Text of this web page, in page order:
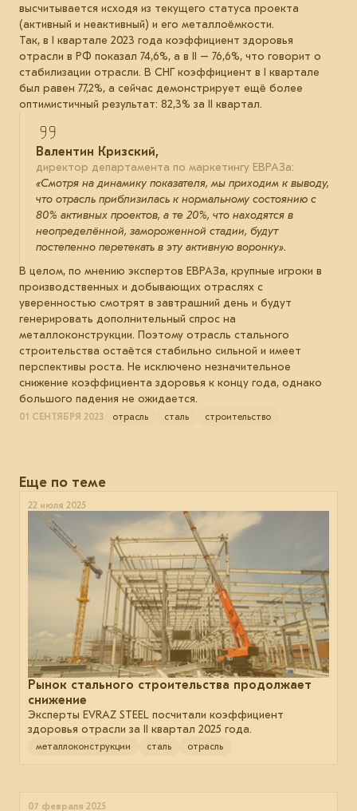
высчитывается исходя из текущего статуса проекта
(активный и неактивный) и его металлоёмкости.
Так, в I квартале 2023 года коэффициент здоровья
отрасли в РФ показал 74,6%, а в II – 76,6%, что говорит о
стабилизации отрасли. В СНГ коэффициент в I квартале
был равен 77,2%, а сейчас демонстрирует ещё более
оптимистичный результат: 82,3% за II квартал.
Валентин Кризский,
директор департамента по маркетингу ЕВРАЗа:
«Смотря на динамику показателя, мы приходим к выводу,
что отрасль приблизилась к нормальному состоянию с
80% активных проектов, а те 20%, что находятся в
неопределённой, замороженной стадии, будут
постепенно перетекать в эту активную воронку».
В целом, по мнению экспертов ЕВРАЗа, крупные игроки в
производственных и добывающих отраслях с
уверенностью смотрят в завтрашний день и будут
генерировать дополнительный спрос на
металлоконструкции. Поэтому отрасль стального
строительства остаётся стабильно сильной и имеет
перспективы роста. Не исключено незначительное
снижение коэффициента здоровья к концу года, однако
большого падения не ожидается.
01 СЕНТЯБРЯ 2023 отрасль сталь строительство
Еще по теме
22 июля 2025
Рынок стального строительства продолжает
снижение
Эксперты EVRAZ STEEL посчитали коэффициент
здоровья отрасли за II квартал 2025 года.
металлоконструкции сталь отрасль
07 февраля 2025